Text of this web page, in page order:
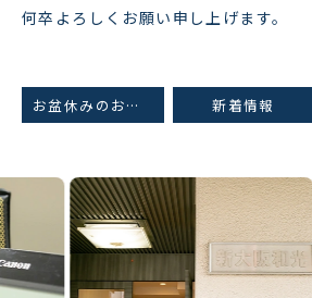
何卒よろしくお願い申し上げます。
お盆休みのお知らせ 新着情報
Previous